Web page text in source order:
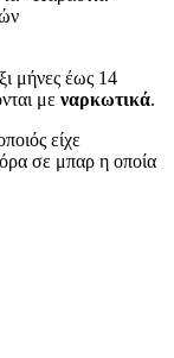
μήνες έως 14
με ναρκωτικά.
είχε
σε μπαρ η οποία